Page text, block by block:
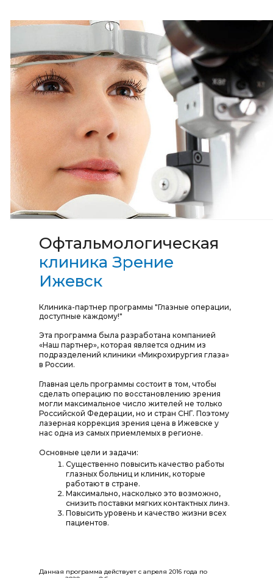
Офтальмологическая
клиника Зрение
Ижевск
Клиника-партнер программы "Глазные операции,
доступные каждому!"
Эта программа была разработана компанией
«Наш партнер», которая является одним из
подразделений клиники «Микрохирургия глаза»
в России.
Главная цель программы состоит в том, чтобы
сделать операцию по восстановлению зрения
могли максимальное число жителей не только
Российской Федерации, но и стран СНГ. Поэтому
лазерная коррекция зрения цена в Ижевске у
нас одна из самых приемлемых в регионе.
Основные цели и задачи:
Существенно повысить качество работы
глазных больниц и клиник, которые
работают в стране.
Максимально, насколько это возможно,
снизить поставки мягких контактных линз.
Повысить уровень и качество жизни всех
пациентов.
Данная программа действует с апреля 2016 года по